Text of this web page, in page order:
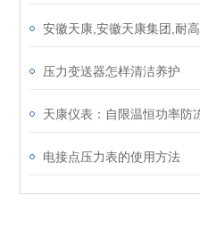
压力变送器怎样清洁养护
电接点压力表的使用方法